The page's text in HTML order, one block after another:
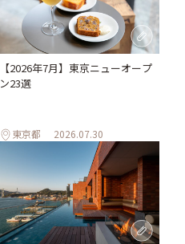
【2026年7月】東京ニューオープ
ン23選
東京都 2026.07.30